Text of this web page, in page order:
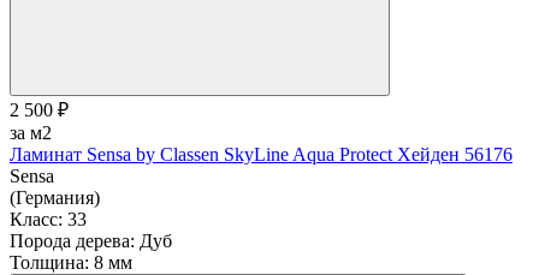
2 500 ₽
за м2
Ламинат Sensa by Classen SkyLine Aqua Protect Хейден 56176
Sensa
(Германия)
Класс: 33
Порода дерева: Дуб
Толщина: 8 мм